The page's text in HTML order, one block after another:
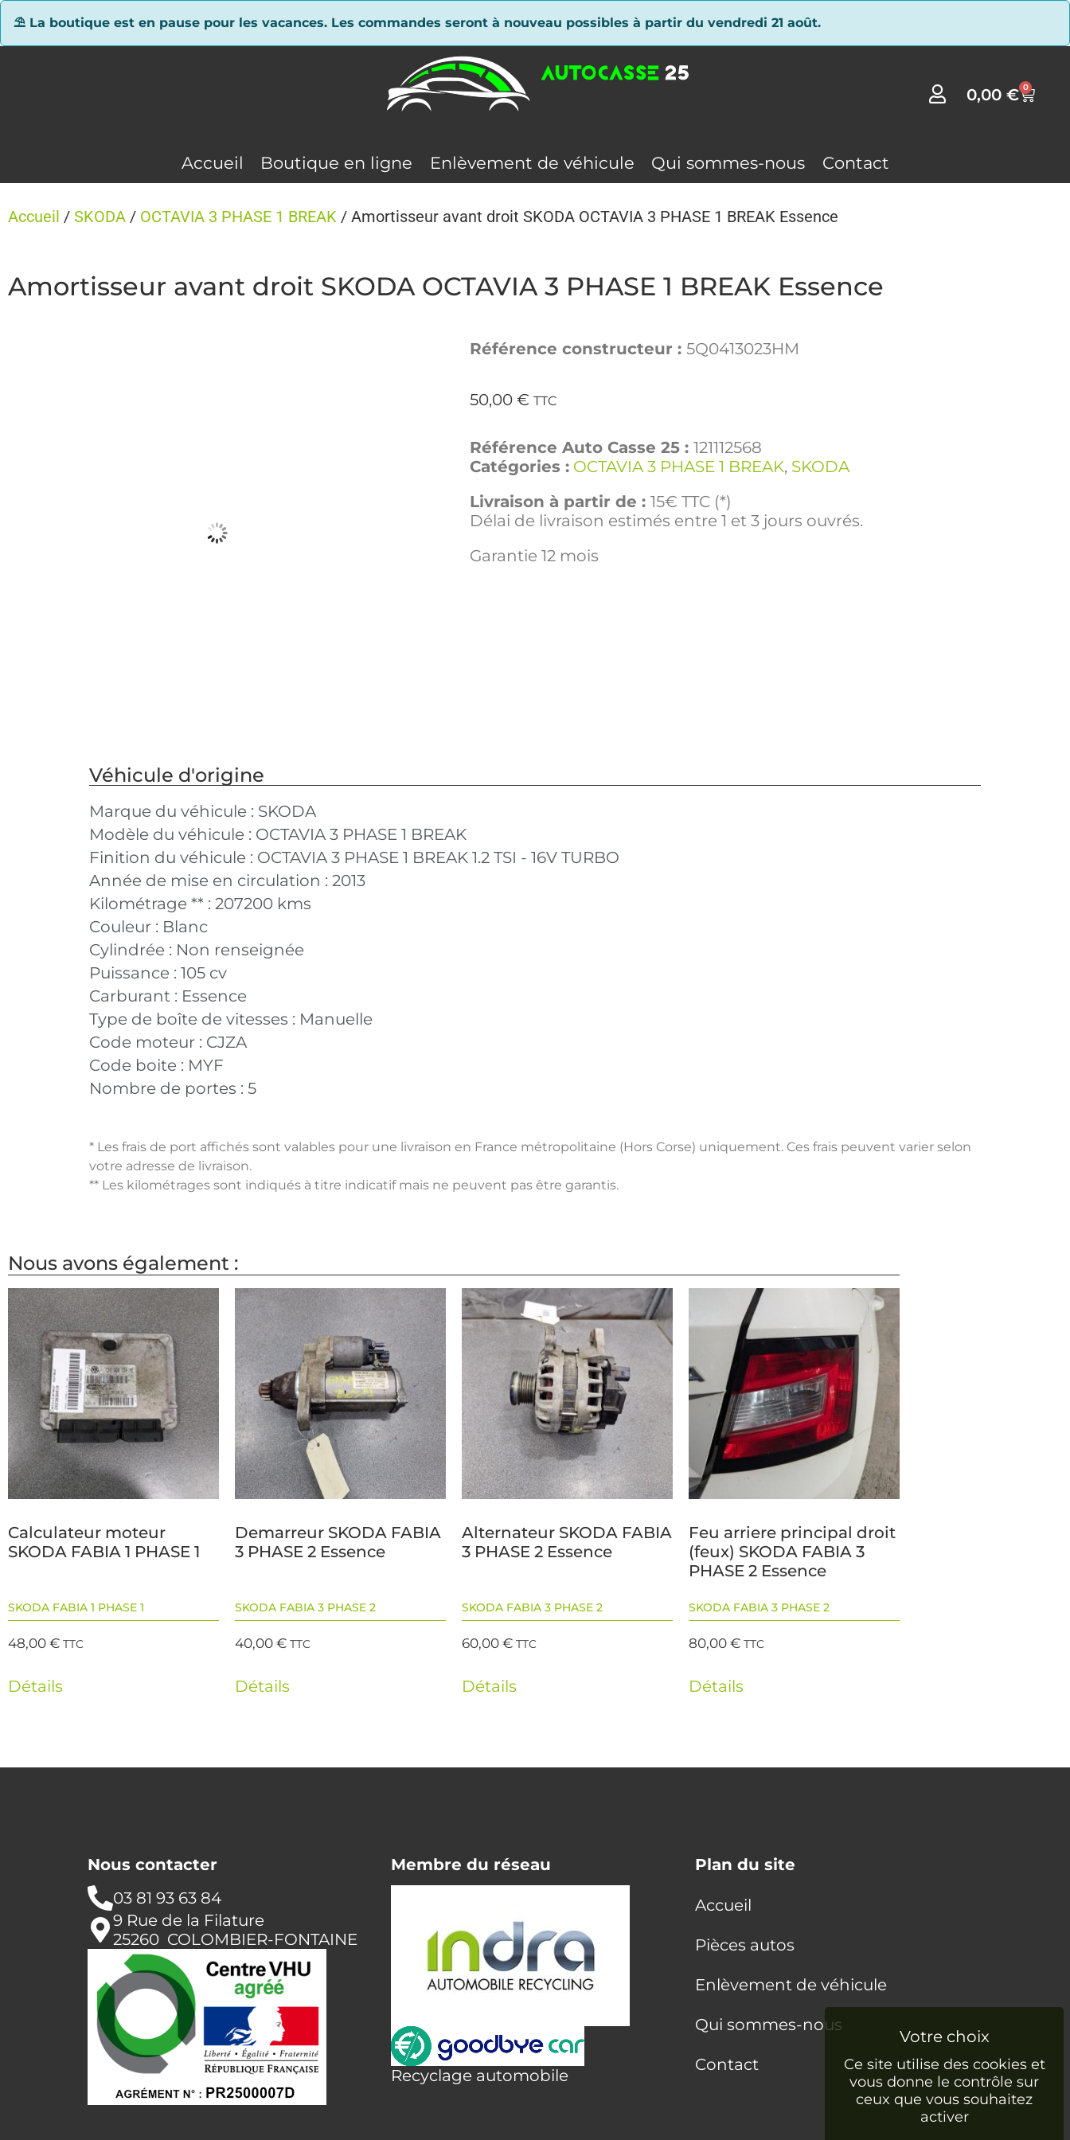
⛱ La boutique est en pause pour les vacances. Les commandes seront à nouveau possibles à partir du vendredi 21 août.
0,00€ 0
Accueil Boutique en ligne Enlèvement de véhicule Qui sommes-nous Contact
Accueil / SKODA / OCTAVIA 3 PHASE 1 BREAK / Amortisseur avant droit SKODA OCTAVIA 3 PHASE 1 BREAK Essence
Amortisseur avant droit SKODA OCTAVIA 3 PHASE 1 BREAK Essence
Référence constructeur : 5Q0413023HM
50,00 € TTC
Référence Auto Casse 25 : 121112568
Catégories : OCTAVIA 3 PHASE 1 BREAK, SKODA
Livraison à partir de : 15€ TTC (*)
Délai de livraison estimés entre 1 et 3 jours ouvrés.
Garantie 12 mois
Véhicule d'origine
Marque du véhicule : SKODA
Modèle du véhicule : OCTAVIA 3 PHASE 1 BREAK
Finition du véhicule : OCTAVIA 3 PHASE 1 BREAK 1.2 TSI - 16V TURBO
Année de mise en circulation : 2013
Kilométrage ** : 207200 kms
Couleur : Blanc
Cylindrée : Non renseignée
Puissance : 105 cv
Carburant : Essence
Type de boîte de vitesses : Manuelle
Code moteur : CJZA
Code boite : MYF
Nombre de portes : 5
* Les frais de port affichés sont valables pour une livraison en France métropolitaine (Hors Corse) uniquement. Ces frais peuvent varier selon
votre adresse de livraison.
** Les kilométrages sont indiqués à titre indicatif mais ne peuvent pas être garantis.
Nous avons également :
Calculateur moteur
SKODA FABIA 1 PHASE 1
SKODA FABIA 1 PHASE 1
48,00€ TTC
Détails
Demarreur SKODA FABIA
3 PHASE 2 Essence
SKODA FABIA 3 PHASE 2
40,00€ TTC
Détails
Alternateur SKODA FABIA
3 PHASE 2 Essence
SKODA FABIA 3 PHASE 2
60,00€ TTC
Détails
Feu arriere principal droit
(feux) SKODA FABIA 3
PHASE 2 Essence
SKODA FABIA 3 PHASE 2
80,00€ TTC
Détails
Nous contacter
03 81 93 63 84
9 Rue de la Filature
25260 COLOMBIER-FONTAINE
Membre du réseau
Recyclage automobile
Plan du site
Accueil
Pièces autos
Enlèvement de véhicule
Qui sommes-nous
Contact
Panneau de gestion des cookies
Ce site utilise des cookies et
vous donne le contrôle sur
ceux que vous souhaitez
activer